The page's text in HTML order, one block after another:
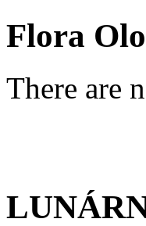
Flora
There are